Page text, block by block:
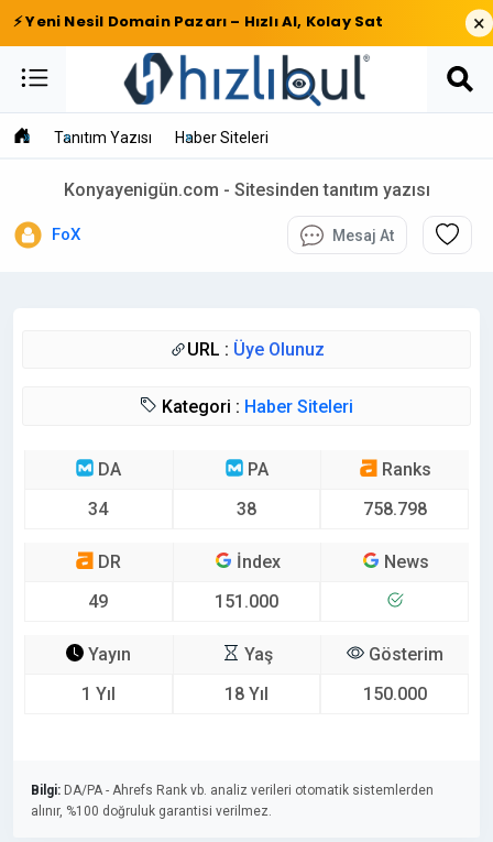
⚡ Yeni Nesil Domain Pazarı – Hızlı Al, Kolay Sat ×
Tanıtım Yazısı Haber Siteleri
Konyayenigün.com - Sitesinden tanıtım yazısı
FoX Mesaj At
URL : Üye Olunuz
Kategori : Haber Siteleri
DA
34
PA
38
Ranks
758.798
DR
49
İndex
151.000
News
Yayın
1 Yıl
Yaş
18 Yıl
Gösterim
150.000
Bilgi: DA/PA - Ahrefs Rank vb. analiz verileri otomatik sistemlerden
alınır, %100 doğruluk garantisi verilmez.